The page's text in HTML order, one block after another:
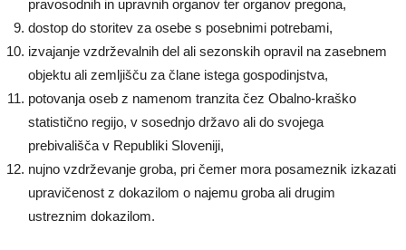
pravosodnih in upravnih organov ter organov pregona,
dostop do storitev za osebe s posebnimi potrebami,
izvajanje vzdrževalnih del ali sezonskih opravil na zasebnem
objektu ali zemljišču za člane istega gospodinjstva,
potovanja oseb z namenom tranzita čez Obalno-kraško
statistično regijo, v sosednjo državo ali do svojega
prebivališča v Republiki Sloveniji,
nujno vzdrževanje groba, pri čemer mora posameznik izkazati
upravičenost z dokazilom o najemu groba ali drugim
ustreznim dokazilom.